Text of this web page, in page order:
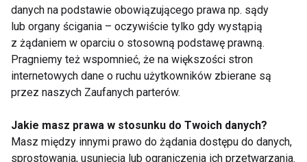
cukru, który
pokochasz tego lata
upalne dni
naprawdę tuczy?
Dietetyk wyjaśnia, co
mówi nauka
nadal jesteś głodny?
Dietetyk wyjaśnia
najczęstsze błędy
danych na podstawie obowiązującego prawa np. sądy
lub organy ścigania – oczywiście tylko gdy wystąpią
z żądaniem w oparciu o stosowną podstawę prawną.
Pragniemy też wspomnieć, że na większości stron
internetowych dane o ruchu użytkowników zbierane są
przez naszych Zaufanych parterów.
Jakie masz prawa w stosunku do Twoich danych?
Masz między innymi prawo do żądania dostępu do danych,
sprostowania, usunięcia lub ograniczenia ich przetwarzania.